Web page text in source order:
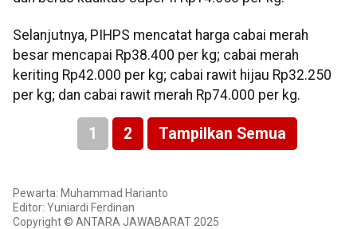
Selanjutnya, PIHPS mencatat harga cabai merah
besar mencapai Rp38.400 per kg; cabai merah
keriting Rp42.000 per kg; cabai rawit hijau Rp32.250
per kg; dan cabai rawit merah Rp74.000 per kg.
1 2 Tampilkan Semua
Pewarta: Muhammad Harianto
Editor: Yuniardi Ferdinan
Copyright © ANTARA JAWABARAT 2025